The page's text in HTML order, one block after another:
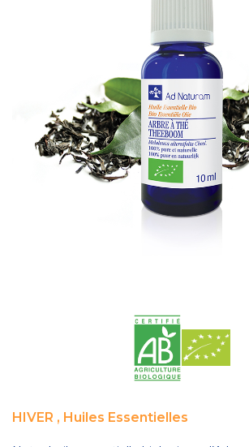
HIVER , Huiles Essentielles